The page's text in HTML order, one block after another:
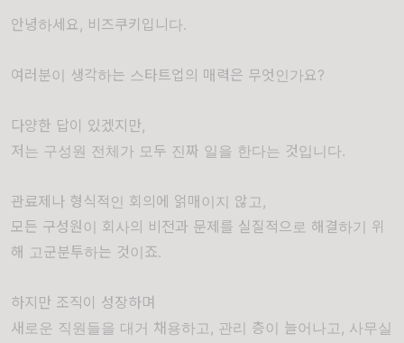
안녕하세요, 비즈쿠키입니다.
여러분이 생각하는 스타트업의 매력은 무엇인가요?
다양한 답이 있겠지만,
저는 구성원 전체가 모두 진짜 일을 한다는 것입니다.
관료제나 형식적인 회의에 얽매이지 않고,
모든 구성원이 회사의 비전과 문제를 실질적으로 해결하기 위
해 고군분투하는 것이죠.
하지만 조직이 성장하며
새로운 직원들을 대거 채용하고, 관리 층이 늘어나고, 사무실